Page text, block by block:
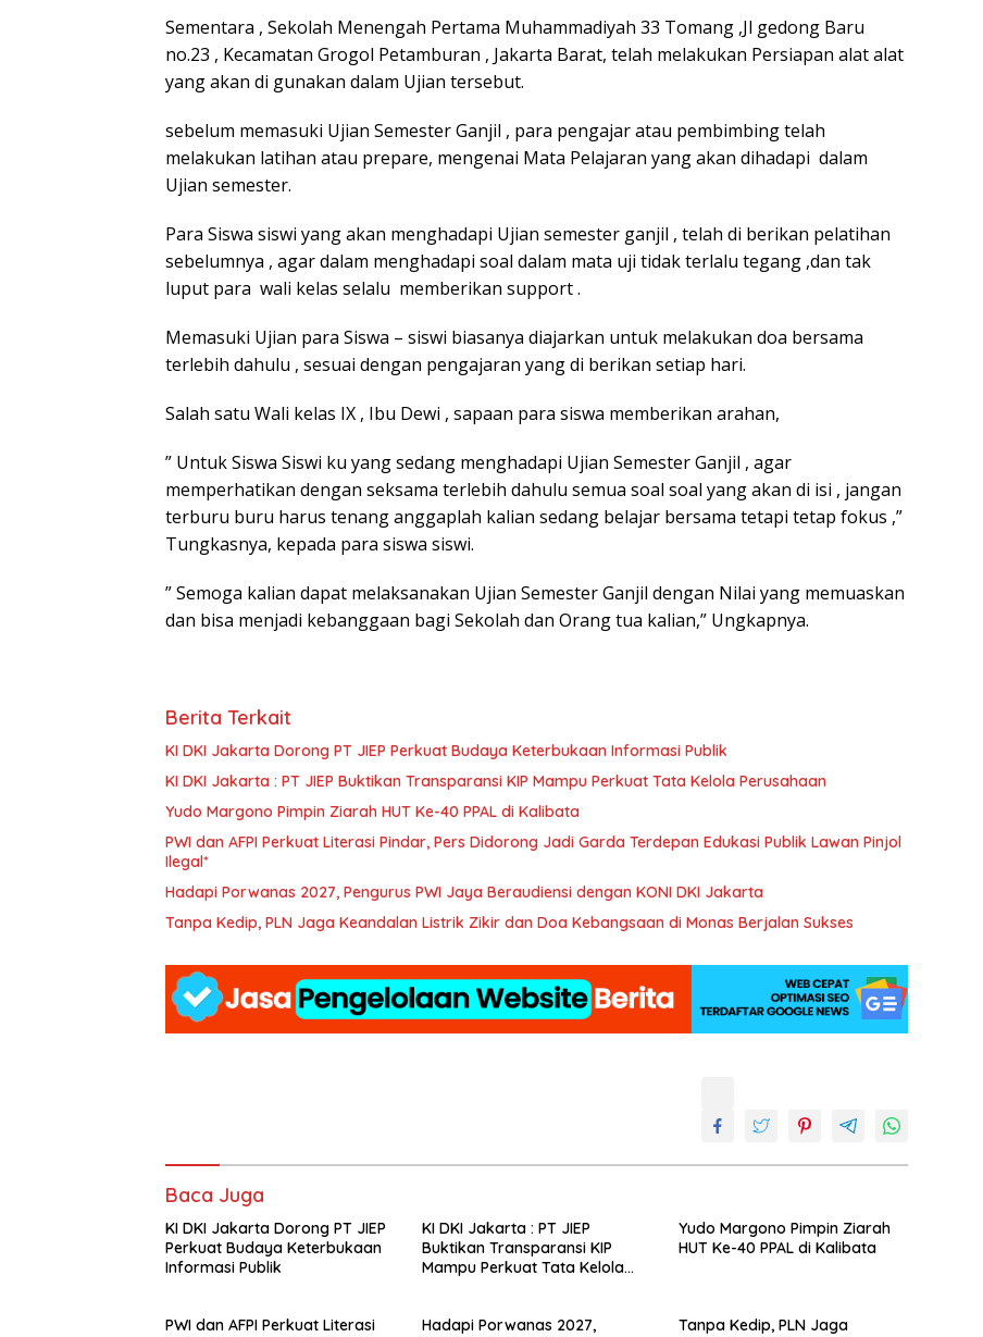
Sementara , Sekolah Menengah Pertama Muhammadiyah 33 Tomang ,Jl gedong Baru
no.23 , Kecamatan Grogol Petamburan , Jakarta Barat, telah melakukan Persiapan alat alat
yang akan di gunakan dalam Ujian tersebut.
sebelum memasuki Ujian Semester Ganjil , para pengajar atau pembimbing telah
melakukan latihan atau prepare, mengenai Mata Pelajaran yang akan dihadapi dalam
Ujian semester.
Para Siswa siswi yang akan menghadapi Ujian semester ganjil , telah di berikan pelatihan
sebelumnya , agar dalam menghadapi soal dalam mata uji tidak terlalu tegang ,dan tak
luput para wali kelas selalu memberikan support .
Memasuki Ujian para Siswa – siswi biasanya diajarkan untuk melakukan doa bersama
terlebih dahulu , sesuai dengan pengajaran yang di berikan setiap hari.
Salah satu Wali kelas IX , Ibu Dewi , sapaan para siswa memberikan arahan,
” Untuk Siswa Siswi ku yang sedang menghadapi Ujian Semester Ganjil , agar
memperhatikan dengan seksama terlebih dahulu semua soal soal yang akan di isi , jangan
terburu buru harus tenang anggaplah kalian sedang belajar bersama tetapi tetap fokus ,”
Tungkasnya, kepada para siswa siswi.
” Semoga kalian dapat melaksanakan Ujian Semester Ganjil dengan Nilai yang memuaskan
dan bisa menjadi kebanggaan bagi Sekolah dan Orang tua kalian,” Ungkapnya.
Berita Terkait
KI DKI Jakarta Dorong PT JIEP Perkuat Budaya Keterbukaan Informasi Publik
KI DKI Jakarta : PT JIEP Buktikan Transparansi KIP Mampu Perkuat Tata Kelola Perusahaan
Yudo Margono Pimpin Ziarah HUT Ke-40 PPAL di Kalibata
PWI dan AFPI Perkuat Literasi Pindar, Pers Didorong Jadi Garda Terdepan Edukasi Publik Lawan Pinjol
Ilegal*
Hadapi Porwanas 2027, Pengurus PWI Jaya Beraudiensi dengan KONI DKI Jakarta
Tanpa Kedip, PLN Jaga Keandalan Listrik Zikir dan Doa Kebangsaan di Monas Berjalan Sukses
Baca Juga
KI DKI Jakarta Dorong PT JIEP
Perkuat Budaya Keterbukaan
Informasi Publik
KI DKI Jakarta : PT JIEP
Buktikan Transparansi KIP
Mampu Perkuat Tata Kelola
Yudo Margono Pimpin Ziarah
HUT Ke-40 PPAL di Kalibata
PWI dan AFPI Perkuat Literasi
Hadapi Porwanas 2027,
Tanpa Kedip, PLN Jaga